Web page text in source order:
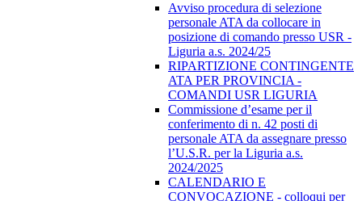
Avviso procedura di selezione
personale ATA da collocare in
posizione di comando presso USR -
Liguria a.s. 2024/25
RIPARTIZIONE CONTINGENTE
ATA PER PROVINCIA -
COMANDI USR LIGURIA
Commissione d’esame per il
conferimento di n. 42 posti di
personale ATA da assegnare presso
l’U.S.R. per la Liguria a.s.
2024/2025
CALENDARIO E
CONVOCAZIONE - colloqui per